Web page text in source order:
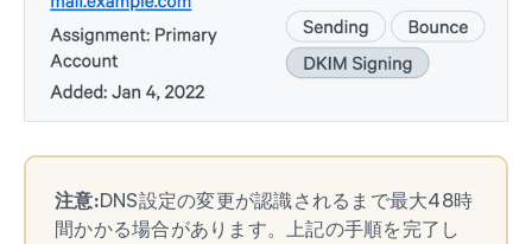
注意:DNS設定の変更が認識されるまで最大48時
間かかる場合があります。上記の手順を完了し